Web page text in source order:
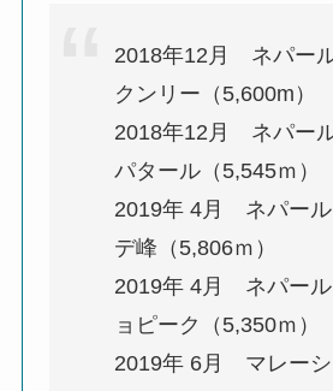
2018年12月 ネパー
クンリー（5,600m）
2018年12月 ネパー
パタール（5,545ｍ）
2019年 4月 ネパー
デ峰（5,806ｍ）
2019年 4月 ネパール
ョピーク（5,350ｍ）
2019年 6月 マレーシ